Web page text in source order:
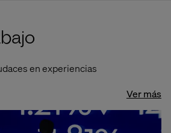
en experiencias
Ver más